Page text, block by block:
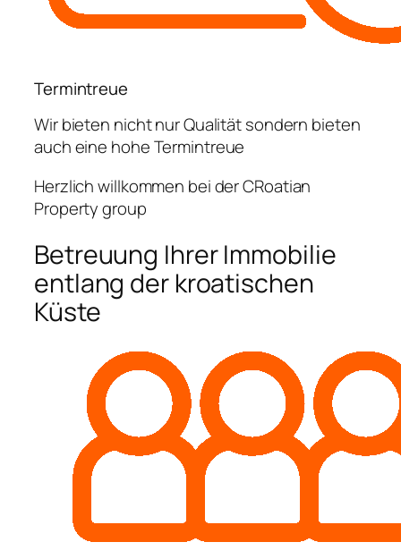
Termintreue
Wir bieten nicht nur Qualität sondern bieten
auch eine hohe Termintreue
Herzlich willkommen bei der CRoatian
Property group
Betreuung Ihrer Immobilie
entlang der kroatischen
Küste